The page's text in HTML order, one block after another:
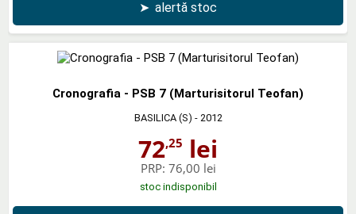
➤ alertă stoc
Cronografia - PSB 7 (Marturisitorul Teofan)
BASILICA (S) - 2012
72,25 lei
PRP: 76,00 lei
stoc indisponibil